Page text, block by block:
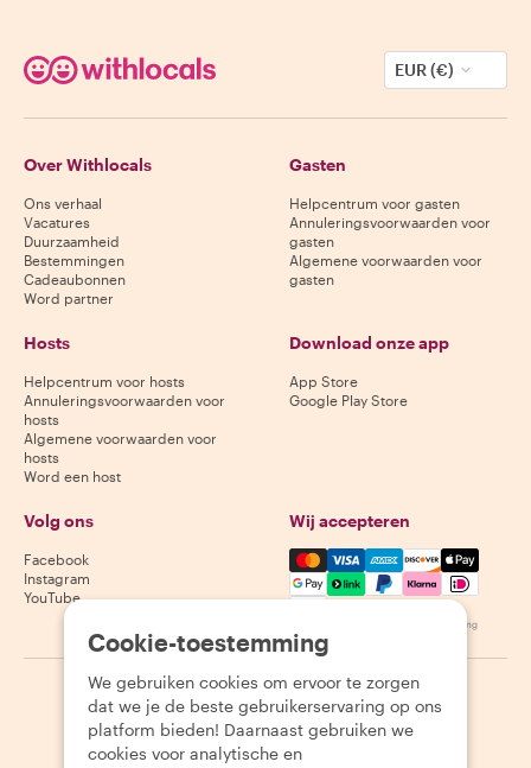
EUR (€)
Over Withlocals
Ons verhaal
Vacatures
Duurzaamheid
Bestemmingen
Cadeaubonnen
Word partner
Gasten
Helpcentrum voor gasten
Annuleringsvoorwaarden voor
gasten
Algemene voorwaarden voor
gasten
Hosts
Helpcentrum voor hosts
Annuleringsvoorwaarden voor
hosts
Algemene voorwaarden voor
hosts
Word een host
Download onze app
App Store
Google Play Store
Volg ons
Facebook
Instagram
YouTube
Wij accepteren
Mastercard, Visa, Amex,
Beschikbaarheid varieert per bestemming
2026 Withlocals.com Privacybeleid Cookies
Cookie-toestemming
We gebruiken cookies om ervoor te zorgen
dat we je de beste gebruikerservaring op ons
platform bieden! Daarnaast gebruiken we
cookies voor analytische en